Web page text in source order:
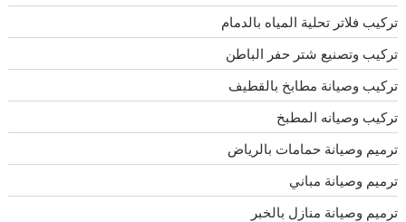
تركيب فلاتر تحلية المياه بالدمام
تركيب وتصنيع شتر حفر الباطن
تركيب وصيانة مطابخ بالقطيف
تركيب وصيانه المطبخ
ترميم وصيانة حمامات بالرياض
ترميم وصيانة مباني
ترميم وصيانة منازل بالخبر